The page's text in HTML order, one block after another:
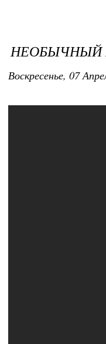
НЕОБЫЧНЫЙ
Воскресенье, 07